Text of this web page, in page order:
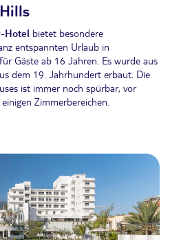
Hotel bietet besondere
entspannten Urlaub in
Gäste ab 16 Jahren. Es wurde aus
dem 19. Jahrhundert erbaut. Die
ist immer noch spürbar, vor
Zimmerbereichen.